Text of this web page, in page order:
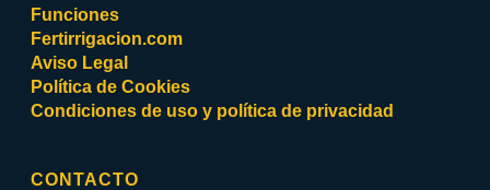
Funciones
Fertirrigacion.com
Aviso Legal
Política de Cookies
Condiciones de uso y política de privacidad
CONTACTO